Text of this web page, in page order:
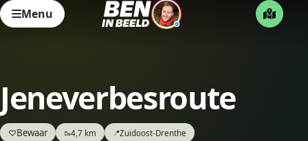
Menu
Jeneverbesroute
♡Bewaar 🥾4,7 km 📍Zuidoost-Drenthe